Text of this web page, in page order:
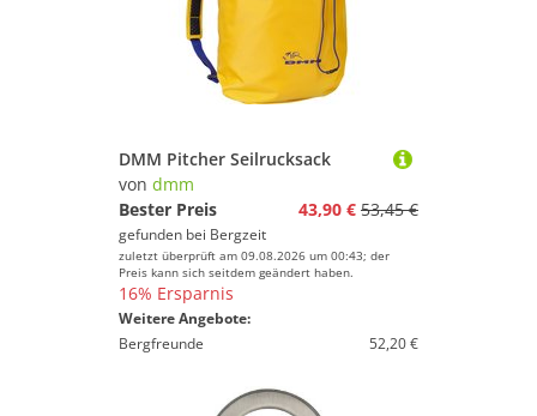
DMM Pitcher Seilrucksack
von dmm
Bester Preis
43,90 € 53,45 €
gefunden bei Bergzeit
zuletzt überprüft am 09.08.2026 um 00:43; der
Preis kann sich seitdem geändert haben.
16% Ersparnis
Weitere Angebote:
Bergfreunde
52,20 €